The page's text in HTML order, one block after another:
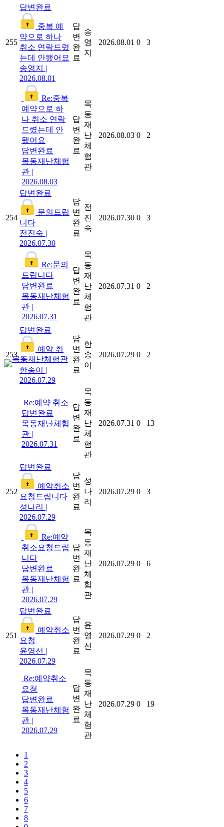
255
답변완료
중복 예
약으로 하나
취소 연락드렸
는데 안됐어요
송영지
|
2026.08.01
답
변
완
료
송
영
지
2026.08.01 0 3
Re:중복
예약으로 하
나 취소 연락
드렸는데 안
됐어요
답변완료
목동재난체험
관 |
2026.08.03
답
변
완
료
목
동
재
난
체
험
관
2026.08.03 0 2
254
답변완료
문의드립
니다
전진숙 |
2026.07.30
답
변
완
료
전
진
숙
2026.07.30 0 3
Re:문의
드립니다
답변완료
목동재난체험
관 |
2026.07.31
답
변
완
료
목
동
재
난
체
험
관
2026.07.31 0 2
253
답변완료
예약 취
소
한송이
|
2026.07.29
답
변
완
료
한
송
이
2026.07.29 0 2
Re:예약 취소
답변완료
목동재난체험
관 |
2026.07.31
답
변
완
료
목
동
재
난
체
험
관
2026.07.31 0 13
252
답변완료
예약취소
요청드립니다
성나리 |
2026.07.29
답
변
완
료
성
나
리
2026.07.29 0 3
Re:예약
취소요청드립
니다
답변완료
목동재난체험
관 |
2026.07.29
답
변
완
료
목
동
재
난
체
험
관
2026.07.29 0 6
251
답변완료
예약취소
요청
윤영선 |
2026.07.29
답
변
완
료
윤
영
선
2026.07.29 0 2
Re:예약취소
요청
답변완료
목동재난체험
관 |
2026.07.29
답
변
완
료
목
동
재
난
체
험
관
2026.07.29 0 19
1
2
3
4
5
6
7
8